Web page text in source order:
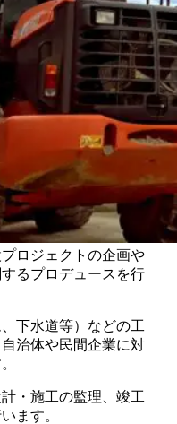
ロジェクトの企画や
るプロデュース を行
下水道等） などの工
自治体や民間企業に対
・施工の監理、竣工
ます。